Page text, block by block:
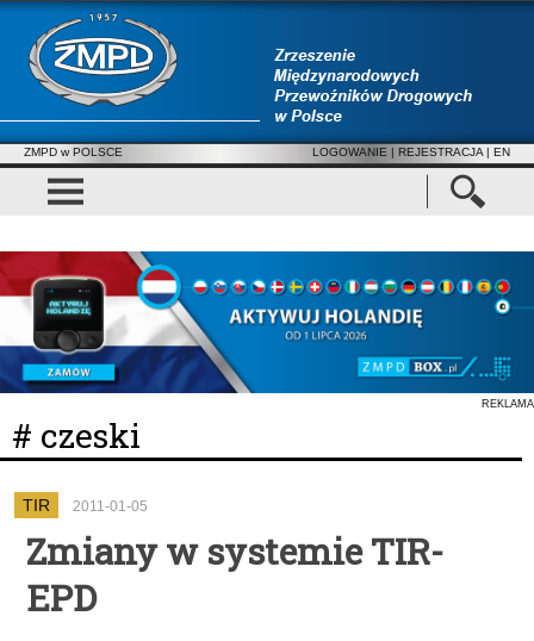
ZMPD w POLSCE LOGOWANIE | REJESTRACJA | EN
REKLAMA
# czeski
TIR 2011-01-05
Zmiany w systemie TIR-
EPD